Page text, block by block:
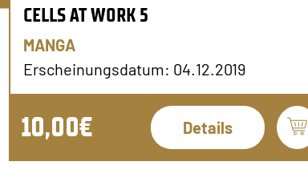
CELLS AT WORK 5
MANGA
Erscheinungsdatum: 04.12.2019
10,00€ Details